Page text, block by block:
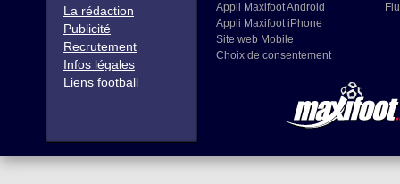
La rédaction
Publicité
Recrutement
Infos légales
Liens football
Appli Maxifoot Android
Appli Maxifoot iPhone
Site web Mobile
Choix de consentement